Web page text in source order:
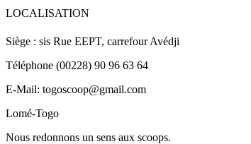
LOCALISATION
Siège : sis Rue EEPT, carrefour Avédji
Téléphone (00228) 90 96 63 64
E-Mail: togoscoop@gmail.com
Lomé-Togo
Nous redonnons un sens aux scoops.